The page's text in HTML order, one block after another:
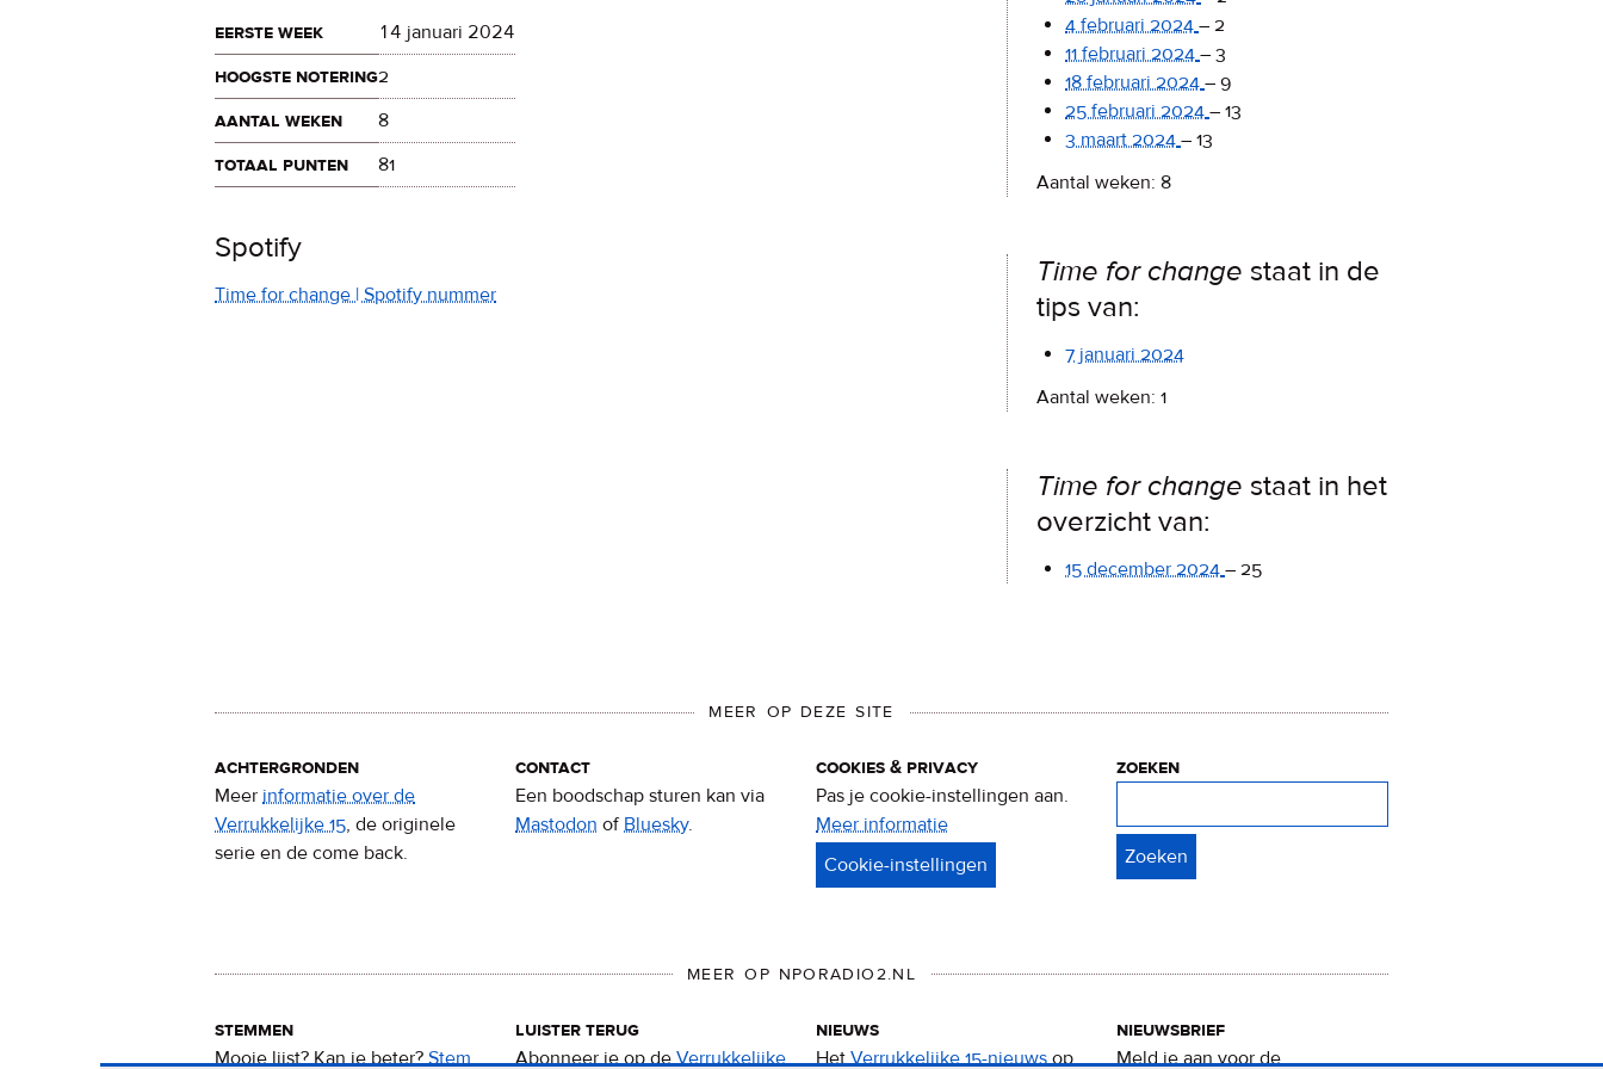
eerste week
14 januari 2024
hoogste notering2
aantal weken
8
totaal punten
81
Spotify
Time for change | Spotify nummer
4 februari 2024 – 2
11 februari 2024 – 3
18 februari 2024 – 9
25 februari 2024 – 13
3 maart 2024 – 13
Aantal weken: 8
Time for change staat in de
tips van:
7 januari 2024
Aantal weken: 1
Time for change staat in het
overzicht van:
15 december 2024 – 25
MEER OP DEZE SITE
achtergronden
Meer informatie over de
Verrukkelijke 15, de originele
serie en de come back.
contact
Een boodschap sturen kan via
Mastodon ofBluesky.
cookies & privacy
Pas je cookie-instellingen aan.
Meer informatie
&
zoeken
MEER OP NPORADIO2.NL
stemmen
Mooie lijst? Kan ie beter?Stem
luister terug
Abonneer je op deVerrukkelijke
nieuws
HetVerrukkelijke 15-nieuwsop
nieuwsbrief
Meld je aan voor de